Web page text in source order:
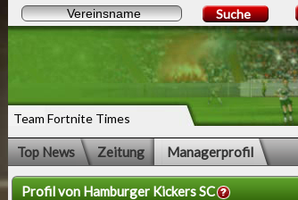
Team Fortnite Times
Suche
Top News Zeitung Managerprofil
Profil von Hamburger Kickers SC